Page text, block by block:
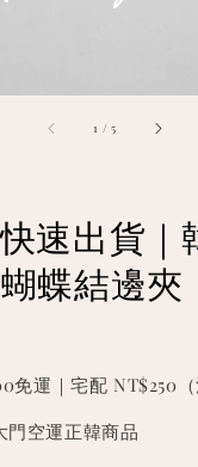
1 /5
快速出貨｜
蝶結邊夾
免運｜宅配 NT$250（
空運正韓商品